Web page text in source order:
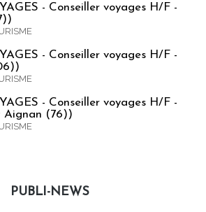
- Conseiller voyages H/F -
- Conseiller voyages H/F -
- Conseiller voyages H/F -
Aignan (76))
PUBLI-NEWS